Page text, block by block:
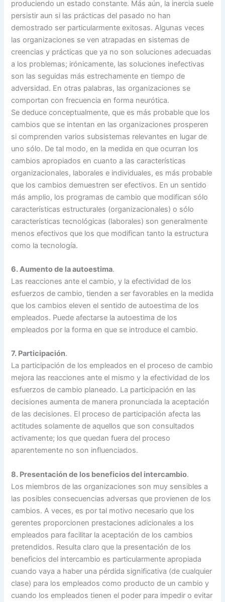
produciendo un estado constante. Más aún, la inercia suele
persistir aun si las prácticas del pasado no han
demostrado ser particularmente exitosas. Algunas veces
las organizaciones se ven atrapadas en sistemas de
creencias y prácticas que ya no son soluciones adecuadas
a los problemas; irónicamente, las soluciones inefectivas
son las seguidas más estrechamente en tiempo de
adversidad. En otras palabras, las organizaciones se
comportan con frecuencia en forma neurótica.
Se deduce conceptualmente, que es más probable que los
cambios que se intentan en las organizaciones prosperen
si comprenden varios subsistemas relevantes en lugar de
uno sólo. De tal modo, en la medida en que ocurran los
cambios apropiados en cuanto a las características
organizacionales, laborales e individuales, es más probable
que los cambios demuestren ser efectivos. En un sentido
más amplio, los programas de cambio que modifican sólo
características estructurales (organizacionales) o sólo
características tecnológicas (laborales) son generalmente
menos efectivos que los que modifican tanto la estructura
como la tecnología.
6. Aumento de la autoestima.
Las reacciones ante el cambio, y la efectividad de los
esfuerzos de cambio, tienden a ser favorables en la medida
que los cambios eleven el sentido de autoestima de los
empleados. Puede afectarse la autoestima de los
empleados por la forma en que se introduce el cambio.
7. Participación.
La participación de los empleados en el proceso de cambio
mejora las reacciones ante el mismo y la efectividad de los
esfuerzos de cambio planeado. La participación en las
decisiones aumenta de manera pronunciada la aceptación
de las decisiones. El proceso de participación afecta las
actitudes solamente de aquellos que son consultados
activamente; los que quedan fuera del proceso
aparentemente no son influenciados.
8. Presentación de los beneficios del intercambio.
Los miembros de las organizaciones son muy sensibles a
las posibles consecuencias adversas que provienen de los
cambios. A veces, es por tal motivo necesario que los
gerentes proporcionen prestaciones adicionales a los
empleados para facilitar la aceptación de los cambios
pretendidos. Resulta claro que la presentación de los
beneficios del intercambio es particularmente apropiada
cuando vaya a haber una pérdida significativa (de cualquier
clase) para los empleados como producto de un cambio y
cuando los empleados tienen el poder para impedir o evitar